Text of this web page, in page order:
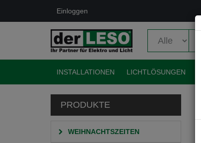
Einloggen
INSTALLATIONEN LICHTLÖSUNGEN
PRODUKTE
WEIHNACHTSZEITEN